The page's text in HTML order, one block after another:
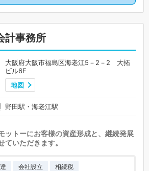
計事務所
大阪府大阪市福島区海老江5－2－2 大拓
ビル6F
地図
野田駅・海老江駅
ットーにお客様の資産形成と、継続発展
ていただきます。
会社設立 相続税